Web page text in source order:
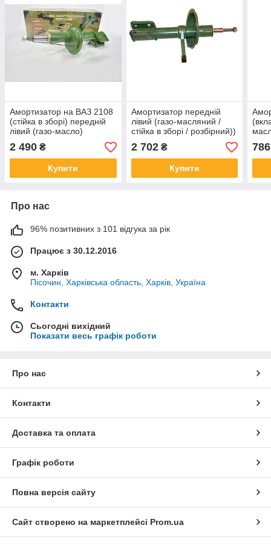
Амортизатор на ВАЗ 2108
(стійка в зборі) передній
лівий (газо-масло)
2 490 ₴
Купити
Амортизатор передній
лівий (газо-масляний /
стійка в зборі / розбірний))
2 702₴
Купити
786
Про нас
96% позитивних з 101 відгука за рік
Працює з 30.12.2016
м. Харків
Пісочин, Харківська область, Харків, Україна
Контакти
Сьогодні вихідний
Показати весь графік роботи
Про нас
Контакти
Доставка та оплата
Графік роботи
Повна версія сайту
Сайт створено на маркетплейсі Prom.ua